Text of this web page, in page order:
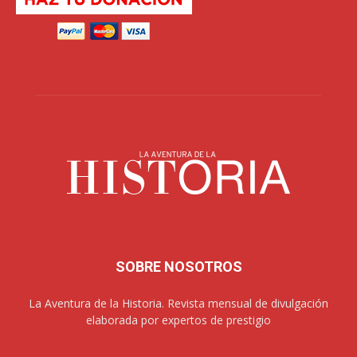
SOBRE NOSOTROS
La Aventura de la Historia. Revista mensual de divulgación
elaborada por expertos de prestigio